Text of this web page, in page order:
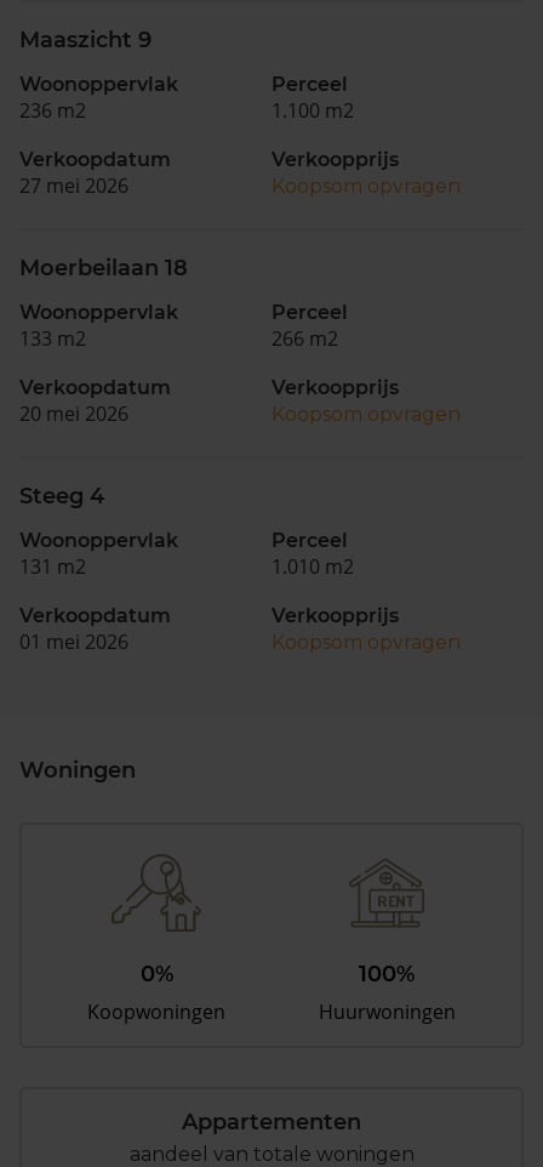
Maaszicht 9
Woonoppervlak
236 m2
Perceel
1.100 m2
Verkoopdatum
27 mei 2026
Verkoopprijs
Koopsom opvragen
Moerbeilaan 18
Woonoppervlak
133 m2
Perceel
266 m2
Verkoopdatum
20 mei 2026
Verkoopprijs
Koopsom opvragen
Steeg 4
Woonoppervlak
131 m2
Perceel
1.010 m2
Verkoopdatum
01 mei 2026
Verkoopprijs
Koopsom opvragen
Woningen
0%
Koopwoningen
100%
Huurwoningen
Appartementen
aandeel van totale woningen